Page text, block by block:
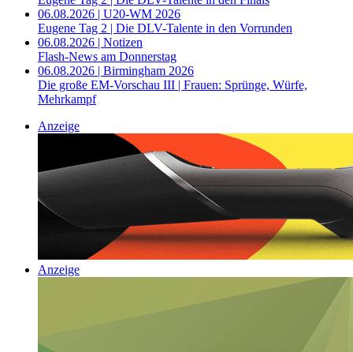
06.08.2026 | U20-WM 2026
Eugene Tag 2 | Die DLV-Talente in den Vorrunden
06.08.2026 | Notizen
Flash-News am Donnerstag
06.08.2026 | Birmingham 2026
Die große EM-Vorschau III | Frauen: Sprünge, Würfe,
Mehrkampf
Anzeige
Anzeige